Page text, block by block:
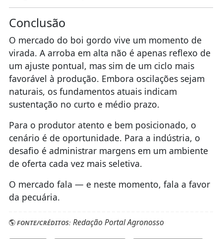
Conclusão
O mercado do boi gordo vive um momento de
virada. A arroba em alta não é apenas reflexo de
um ajuste pontual, mas sim de um ciclo mais
favorável à produção. Embora oscilações sejam
naturais, os fundamentos atuais indicam
sustentação no curto e médio prazo.
Para o produtor atento e bem posicionado, o
cenário é de oportunidade. Para a indústria, o
desafio é administrar margens em um ambiente
de oferta cada vez mais seletiva.
O mercado fala — e neste momento, fala a favor
da pecuária.
FONTE/CRÉDITOS:Redação Portal Agronosso